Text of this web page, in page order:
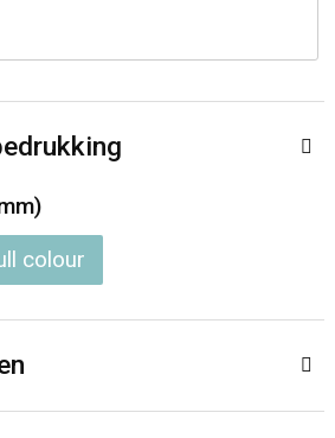
Veiligheidsvesten en Veiligheidshesjes
colour